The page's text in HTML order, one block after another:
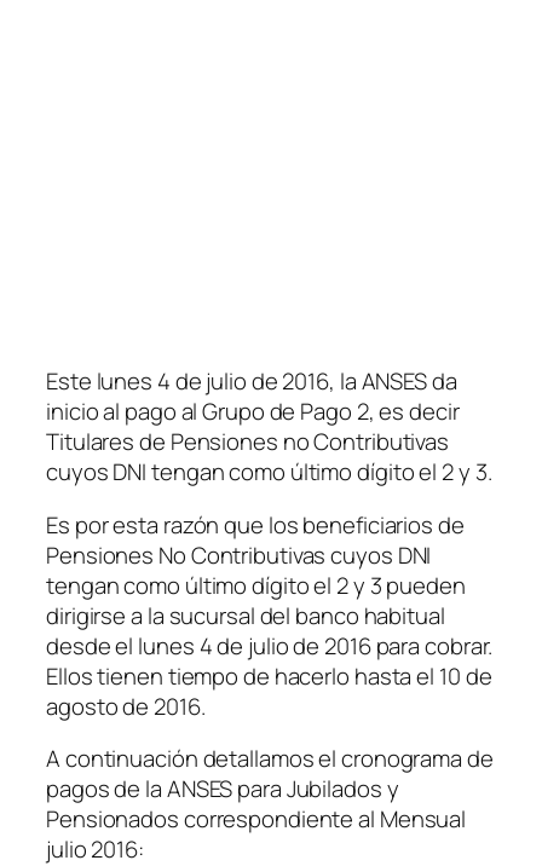
Este lunes 4 de julio de 2016, la ANSES da
inicio al pago al Grupo de Pago 2, es decir
Titulares de Pensiones no Contributivas
cuyos DNI tengan como último dígito el 2 y 3.
Es por esta razón que los beneficiarios de
Pensiones No Contributivas cuyos DNI
tengan como último dígito el 2 y 3 pueden
dirigirse a la sucursal del banco habitual
desde el lunes 4 de julio de 2016 para cobrar.
Ellos tienen tiempo de hacerlo hasta el 10 de
agosto de 2016.
A continuación detallamos el cronograma de
pagos de la ANSES para Jubilados y
Pensionados correspondiente al Mensual
julio 2016: